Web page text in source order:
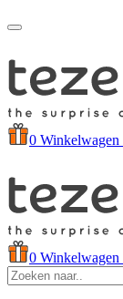
0 Winkelwagen
0 Winkelwagen